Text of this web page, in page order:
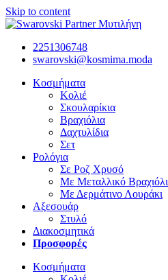
Skip to content
2251306748
swarovski@kosmima.moda
Κοσμήματα
Κολιέ
Σκουλαρίκια
Βραχιόλια
Δαχτυλίδια
Σετ
Ρολόγια
Σε Ροζ Χρυσό
Με Μεταλλικό Βραχιόλι
Με Δερμάτινο Λουράκι
Αξεσουάρ
Στυλό
Διακοσμητικά
Προσφορές
Κοσμήματα